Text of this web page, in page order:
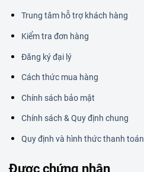
Trung tâm hỗ trợ khách hàng
Kiểm tra đơn hàng
Đăng ký đại lý
Cách thức mua hàng
Chính sách bảo mật
Chính sách & Quy định chung
Quy định và hình thức thanh toán
Được chứng nhận